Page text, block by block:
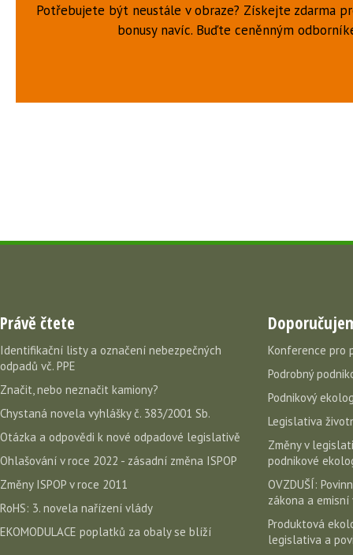
Potřebujete být neustále v obraze? Získejte zdarma
bonusy navíc. Buďte ceněnným
Právě čtete
Identifikační listy a označení nebezpečných
odpadů vč. PPE
Značit, nebo neznačit kamiony?
Chystaná novela vyhlášky č. 383/2001 Sb.
Otázka a odpovědi k nové odpadové legislativě
Ohlašování v roce 2022 - zásadní změna ISPOP
Změny ISPOP v roce 2011
RoHS: 3. novela nařízení vlády
EKOMODULACE poplatků za obaly se blíží
Konference pro
Podrobný
Podnikový
Legislativa
Změny v
podnikové
OVZDUŠÍ:
zákona a emisní
Produktová
legislativa a